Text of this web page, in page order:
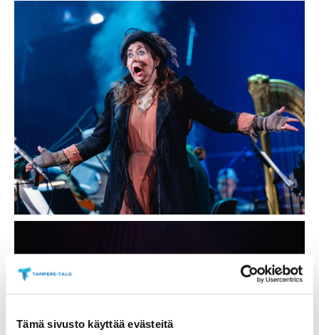
Tämä sivusto käyttää evästeitä